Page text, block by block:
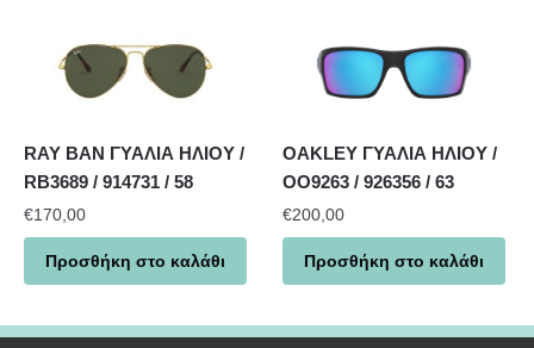
RAY BAN ΓΥΑΛΙΑ ΗΛΙΟΥ /
RB3689 / 914731 / 58
€170,00
Προσθήκη στο καλάθι
OAKLEY ΓΥΑΛΙΑ ΗΛΙΟΥ /
OO9263 / 926356 / 63
€200,00
Προσθήκη στο καλάθι